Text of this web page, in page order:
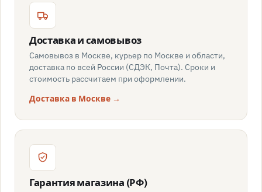
Доставка и самовывоз
Самовывоз в Москве, курьер по Москве и области,
доставка по всей России (СДЭК, Почта). Сроки и
стоимость рассчитаем при оформлении.
Доставка в Москве →
Гарантия магазина (РФ)